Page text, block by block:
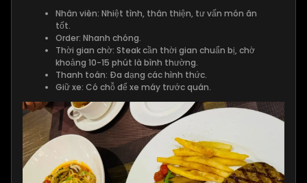
Nhân viên: Nhiệt tình, thân thiện, tư vấn món ăn
tốt.
Order: Nhanh chóng.
Thời gian chờ: Steak cần thời gian chuẩn bị, chờ
khoảng 10-15 phút là bình thường.
Thanh toán: Đa dạng các hình thức.
Giữ xe: Có chỗ để xe máy trước quán.